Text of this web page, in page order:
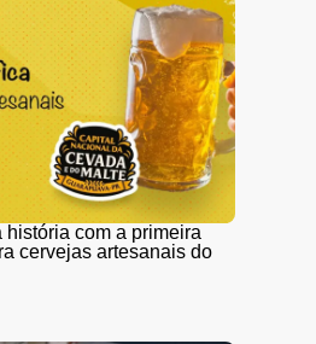
história com a primeira
cervejas artesanais do